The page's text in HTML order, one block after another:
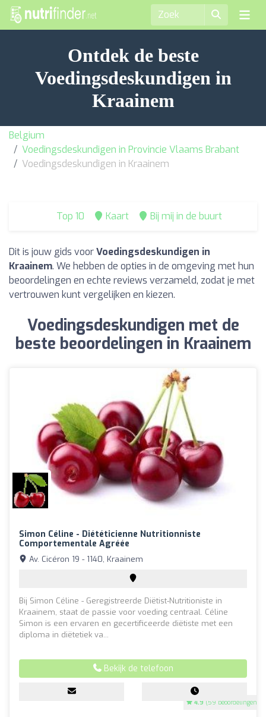
Ontdek de beste
Voedingsdeskundigen in
Kraainem
Belgium
Voedingsdeskundigen in Provincie Vlaams Brabant
Voedingsdeskundigen in Kraainem
Top 10 Kaart Bij mij in de buurt
Dit is jouw gids voorVoedingsdeskundigen in
Kraainem. We hebben de opties in de omgeving met hun
beoordelingen en echte reviews verzameld, zodat je met
vertrouwen kunt vergelijken en kiezen.
Voedingsdeskundigen met de
beste beoordelingen in Kraainem
Simon Céline - Diététicienne Nutritionniste
Comportementale Agréée
4.9 (59 beoordelingen)
Av. Cicéron 19 - 1140, Kraainem
Bij Simon Céline - Geregistreerde Diëtist-Nutritioniste in
Kraainem, staat de passie voor voeding centraal. Céline
Simon is een ervaren en gecertificeerde diëtiste met een
diploma in diëtetiek va...
Bekijk de telefoon